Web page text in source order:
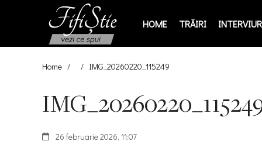
HOME TRĂIRI
Home / / IMG_20260220_115249
26 februarie 2026, 11:07